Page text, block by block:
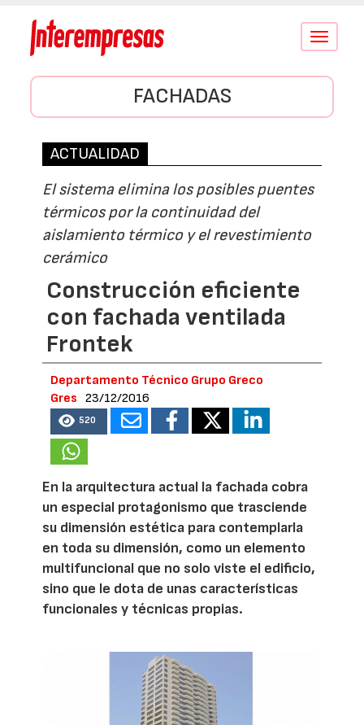
Conmutar
FACHADAS
ACTUALIDAD
El sistema elimina los posibles puentes
térmicos por la continuidad del
aislamiento térmico y el revestimiento
cerámico
Construcción eficiente
con fachada ventilada
Frontek
Departamento Técnico Grupo Greco
Gres
23/12/2016
520
En la arquitectura actual la fachada cobra
un especial protagonismo que trasciende
su dimensión estética para contemplarla
en toda su dimensión, como un elemento
multifuncional que no solo viste el edificio,
sino que le dota de unas características
funcionales y técnicas propias.